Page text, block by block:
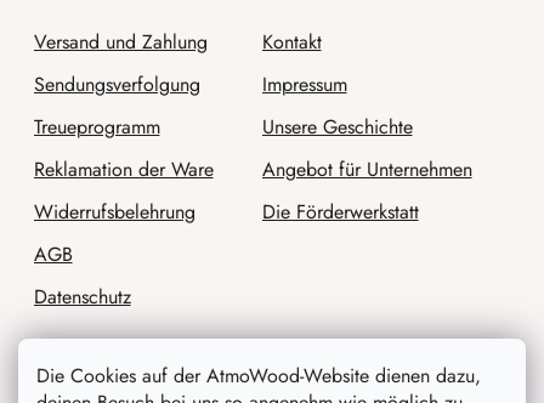
Die Cookies auf der AtmoWood-Website dienen dazu,
Versand und Zahlung
Sendungsverfolgung
Treueprogramm
Reklamation der Ware
Widerrufsbelehrung
AGB
Datenschutz
Kontakt
Impressum
Unsere Geschichte
Angebot für Unternehmen
Die Förderwerkstatt